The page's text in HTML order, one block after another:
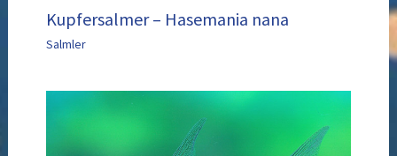
Kupfersalmer – Hasemania nana
Salmler